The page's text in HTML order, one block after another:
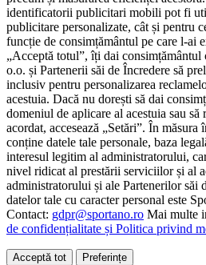
identificatorii publicitari mobili pot fi
publicitare personalizate, cât și pentru
funcție de consimțământul pe care l-ai
„Acceptă totul”, îți dai
o.o. și Partenerii săi de Încredere să
inclusiv pentru personalizarea
acestuia. Dacă nu dorești să dai
domeniul de aplicare al acestuia sau
acordat, accesează „Setări”. În
conține datele tale personale, baza
interesul legitim al administratorului,
nivel ridicat al prestării serviciilor și al
administratorului și ale Partenerilor săi
datelor tale cu caracter personal este
Contact: gdpr@sportano.ro Mai multe
de confidențialitate și Politica privind
Acceptă tot Preferințe